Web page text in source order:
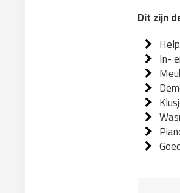
Dit zijn
In-